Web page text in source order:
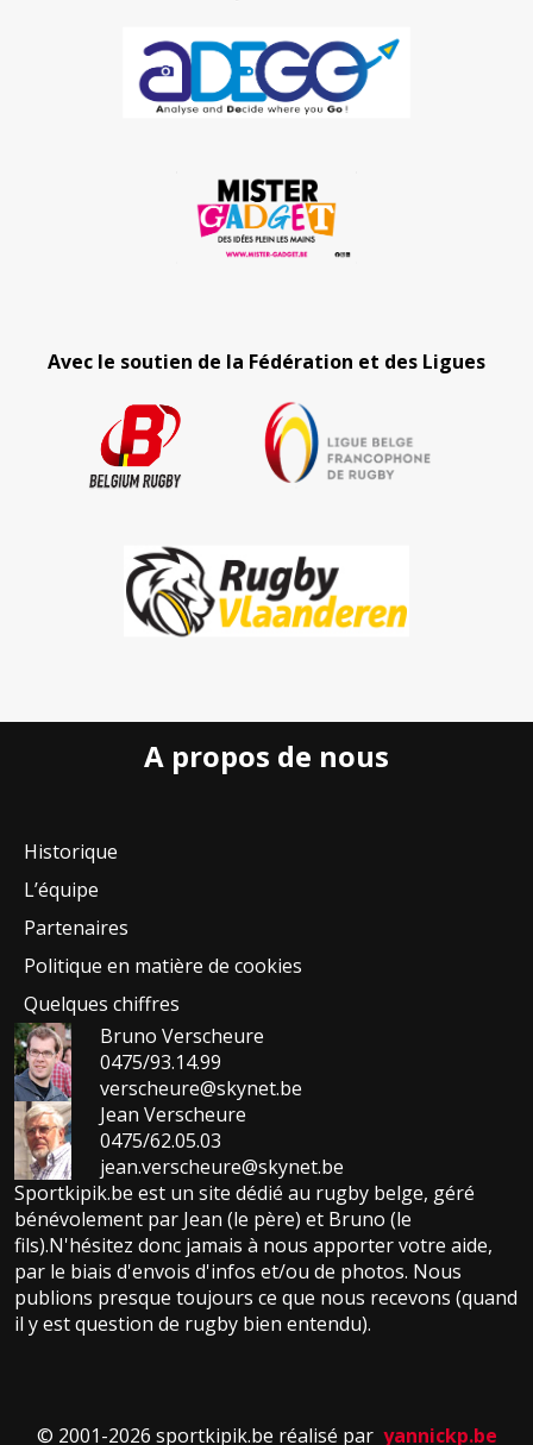
Avec le soutien de la Fédération et des Ligues
A propos de nous
Historique
L’équipe
Partenaires
Politique en matière de cookies
Quelques chiffres
Bruno Verscheure
0475/93.14.99
verscheure@skynet.be
Jean Verscheure
0475/62.05.03
jean.verscheure@skynet.be
Sportkipik.be est un site dédié au rugby belge, géré
bénévolement par Jean (le père) et Bruno (le
fils).N'hésitez donc jamais à nous apporter votre aide,
par le biais d'envois d'infos et/ou de photos. Nous
publions presque toujours ce que nous recevons (quand
il y est question de rugby bien entendu).
© 2001-2026 sportkipik.be réalisé par yannickp.be